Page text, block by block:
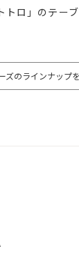
ロ」のテー
ズのラインナップ